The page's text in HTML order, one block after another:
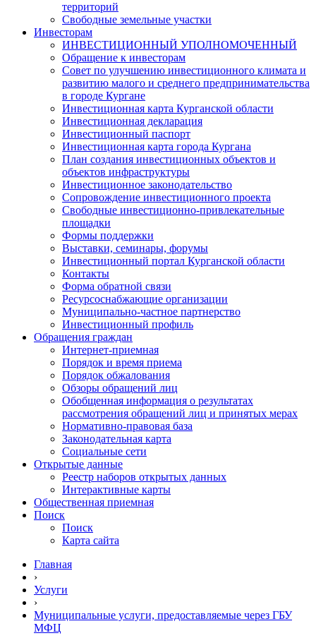
территорий
Свободные земельные участки
Инвесторам
ИНВЕСТИЦИОННЫЙ УПОЛНОМОЧЕННЫЙ
Обращение к инвесторам
Совет по улучшению инвестиционного климата и
развитию малого и среднего предпринимательства
в городе Кургане
Инвестиционная карта Курганской области
Инвестиционная декларация
Инвестиционный паспорт
Инвестиционная карта города Кургана
План создания инвестиционных объектов и
объектов инфраструктуры
Инвестиционное законодательство
Сопровождение инвестиционного проекта
Свободные инвестиционно-привлекательные
площадки
Формы поддержки
Выставки, семинары, форумы
Инвестиционный портал Курганской области
Контакты
Форма обратной связи
Ресурсоснабжающие организации
Муниципально-частное партнерство
Инвестиционный профиль
Обращения граждан
Интернет-приемная
Порядок и время приема
Порядок обжалования
Обзоры обращений лиц
Обобщенная информация о результатах
рассмотрения обращений лиц и принятых мерах
Нормативно-правовая база
Законодательная карта
Социальные сети
Открытые данные
Реестр наборов открытых данных
Интерактивные карты
Общественная приемная
Поиск
Поиск
Карта сайта
Главная
›
Услуги
›
Муниципальные услуги, предоставляемые через ГБУ
МФЦ